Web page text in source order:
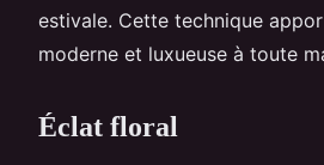
estivale. Cette technique
moderne et luxueuse à toute
Éclat floral